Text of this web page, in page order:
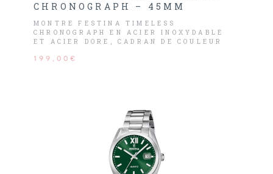
CHRONOGRAPH – 45MM
MONTRE FESTINA TIMELESS
CHRONOGRAPH EN ACIER INOXYDABLE
ET ACIER DORE, CADRAN DE COULEUR
AIGUILLES ET INDEX SONT DORÉS.
199,00€